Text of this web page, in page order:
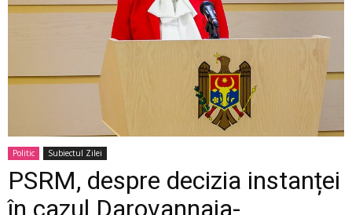
Politic Subiectul Zilei
PSRM, despre decizia instanței
în cazul Darovannaia-